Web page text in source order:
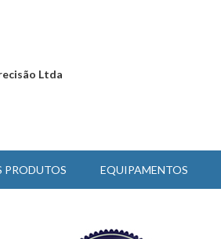
Ltda
PRODUTOS EQUIPAMENTOS